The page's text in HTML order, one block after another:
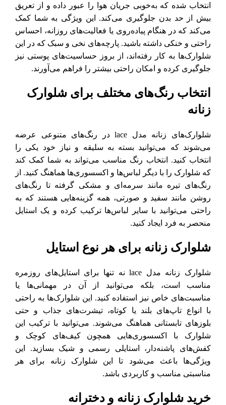
انتخاب شده که به‌خوبی جریان هوا را عبور داده و از تعریق
بیش از حد بدن جلوگیری می‌کند. این ویژگی به شما کمک
می‌کند که در هنگام پیاده‌روی یا فعالیت‌های روزانه، احساس
راحتی و خنکی داشته باشید. پارچه‌های نخی و سبک که در این
شلوارک‌ها به کار رفته‌اند، از بروز حساسیت‌های پوستی نیز
جلوگیری کرده و امکان راحتی بیشتر را فراهم می‌آورند.
انتخاب رنگ‌های مختلف برای شلوارک
زنانه
شلوارک‌های زنانه مدل lace در رنگ‌های متنوعی عرضه
می‌شوند که می‌توانید بسته به سلیقه و نیاز خود یکی را
انتخاب کنید. انتخاب رنگ مناسب می‌تواند به شما کمک کند
که شلوارک را با دیگر لباس‌ها و اکسسوری‌ها هماهنگ کنید. از
رنگ‌های تیره مانند سرمه‌ای و مشکی گرفته تا رنگ‌های
روشن مانند سفید و صورتی، همه گزینه‌هایی هستند که به
راحتی می‌توانید با سایر لباس‌ها ترکیب کرده و یک استایل
منحصر به فرد ایجاد کنید.
شلوارک زنانه برای هر نوع استایل
شلوارک زنانه مدل lace نه تنها برای استایل‌های روزمره
مناسب است، بلکه می‌توانید از آن در مهمانی‌ها یا
مناسبت‌های خاص نیز استفاده کنید. این شلوارک‌ها به راحتی
با انواع تاپ‌های بلند یا کوتاه، تیشرت‌های جذاب و حتی
بلوزهای تابستانی هماهنگ می‌شوند. می‌توانید با ترکیب این
شلوارک با اکسسوری‌هایی همچون کیف‌های کوچک و
کفش‌های پاشنه‌دار، استایلی رسمی و شیک بسازید. این
ویژگی‌ها باعث می‌شود تا این شلوارک زنانه برای هر
مناسبتی مناسب و کاربردی باشد.
خرید شلوارک زنانه و دخترانه